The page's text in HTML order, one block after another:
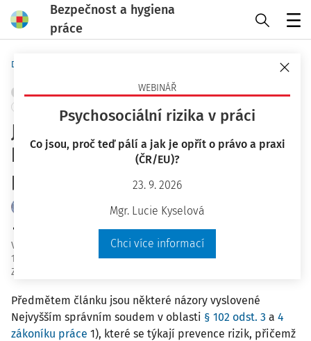
Bezpečnost a hygiena
práce
WEBINÁŘ
Psychosociální rizika v práci
Co jsou, proč teď pálí a jak je opřít o právo a praxi
(ČR/EU)?
23. 9. 2026
Mgr. Lucie Kyselová
Chci více informací
Domů
ŘÍZENÍ RIZIK
STROJNÍ A TECHNICKÁ ZAŘÍZENÍ, NÁŘADÍ
Judikatura NSS v oblasti
bezpečnosti a ochrany zdraví při
práci
JUDr. Jaroslav Stádník Ph.D.
Vydáno
14 minut čtení
Zdroj
Předmětem článku jsou některé názory vyslovené
Nejvyšším správním soudem v oblasti § 102 odst. 3 a 4
zákoníku práce 1), které se týkají prevence rizik, přičemž